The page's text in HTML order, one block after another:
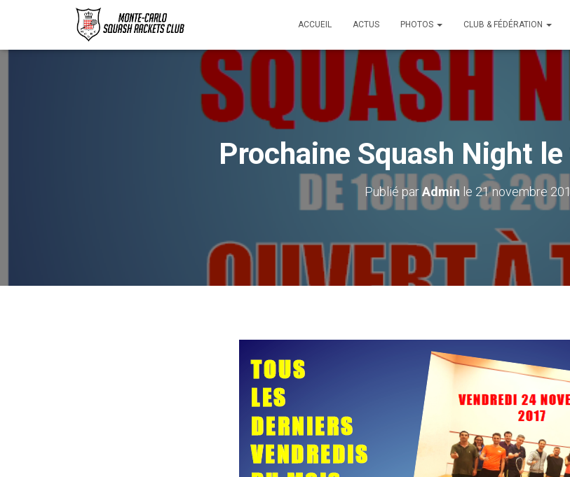
ACCUEIL ACTUS PHOTOS CLUB & FÉDÉRATION
Prochaine Squash Night
Publié parAdmin le 21 novembre